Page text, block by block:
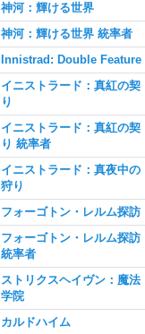
神河：輝ける世界
神河：輝ける世界 統率者
Innistrad: Double Feature
イニストラード：真紅の契
り
イニストラード：真紅の契
り 統率者
イニストラード：真夜中の
狩り
フォーゴトン・レルム探訪
フォーゴトン・レルム探訪
統率者
ストリクスヘイヴン：魔法
学院
カルドハイム